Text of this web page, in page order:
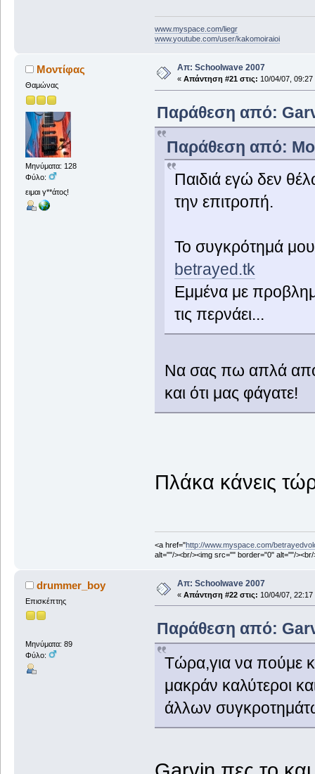
www.myspace.com/liegr
www.youtube.com/user/kakomoiraioi
Μοντίφας
Θαμώνας
Μηνύματα: 128
Φύλο:
ειμαι γ**άτος!
Απ: Schoolwave 2007
« Απάντηση #21 στις: 10/04/07, 09:27
Παράθεση από:
Παράθεση από:
Παιδιά εγώ δεν
την επιτροπή.
Το συγκρότημά
betrayed.tk
Εμμένα με
τις περνάει...
Να σας πω απλά από
και ότι μας φάγατε!
Πλάκα κάνεις
<a href="http://www.myspace.com/
alt=""/><br/><img src="" border="0" alt=""/
drummer_boy
Επισκέπτης
Μηνύματα: 89
Φύλο:
Απ: Schoolwave 2007
« Απάντηση #22 στις: 10/04/07, 22:17
Παράθεση από:
Τώρα,για να πούμε
μακράν καλύτεροι
άλλων